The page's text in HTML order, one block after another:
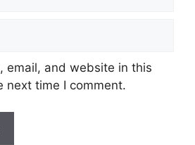
email, and website in this
next time I comment.